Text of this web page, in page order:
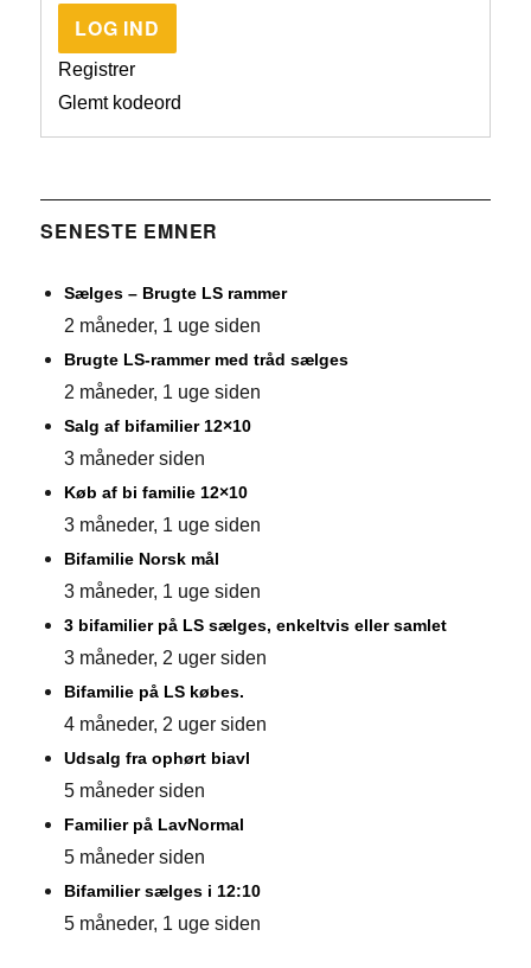
LOG IND
Registrer
Glemt kodeord
SENESTE EMNER
Sælges – Brugte LS rammer
2 måneder, 1 uge siden
Brugte LS-rammer med tråd sælges
2 måneder, 1 uge siden
Salg af bifamilier 12×10
3 måneder siden
Køb af bi familie 12×10
3 måneder, 1 uge siden
Bifamilie Norsk mål
3 måneder, 1 uge siden
3 bifamilier på LS sælges, enkeltvis eller samlet
3 måneder, 2 uger siden
Bifamilie på LS købes.
4 måneder, 2 uger siden
Udsalg fra ophørt biavl
5 måneder siden
Familier på LavNormal
5 måneder siden
Bifamilier sælges i 12:10
5 måneder, 1 uge siden